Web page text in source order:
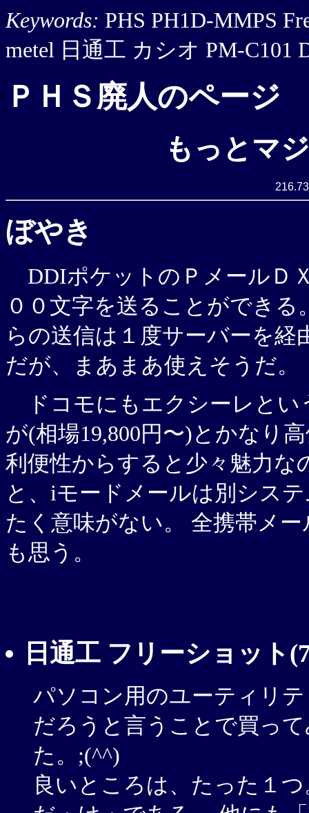
Keywords: PHS PH1D-MMPS
metel 日通工 カシオ PM-C101
ＰＨＳ廃人のページ
もっとマ
ぼやき
DDIポケットのＰメールＤ
００文字を送ることができ
らの送信は１度サーバーを
だが、まあまあ使えそうだ。
ドコモにもエクシーレとい
が(相場19,800円〜)とかなり
利便性からすると少々魅力な
と、iモードメールは別シス
たく意味がない。 全携帯メ
も思う。
日通工 フリーショット
パソコン用のユーティリ
だろうと言うことで買っ
た。;(^^)
良いところは、たった１